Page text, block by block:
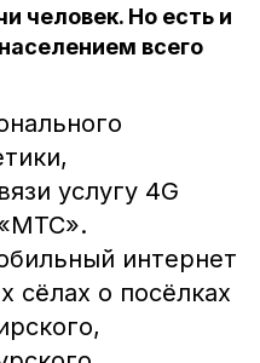
человек. Но есть и
всего
услугу 4G
интернет
сёлах о посёлках